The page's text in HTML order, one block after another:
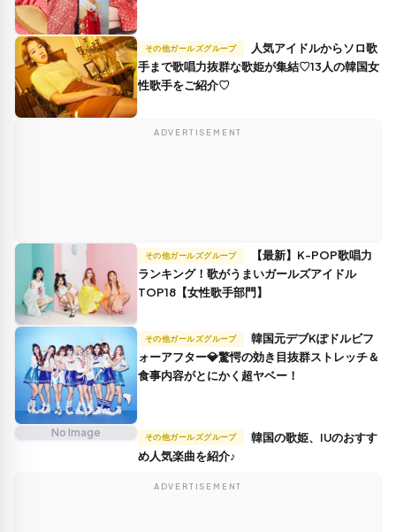
その他ガールズグループ
手まで歌唱力抜群な歌姫が集結♡13人の韓国女
性歌手をご紹介♡
ADVERTISEMENT
その他ガールズグループ
ランキング！歌がうまいガールズアイドル
TOP18【女性歌手部門】
その他ガールズグループ
ォーアフター💎驚愕の効き目抜群ストレッチ＆
食事内容がとにかく超ヤベー！
No Image その他ガールズグループ
め人気楽曲を紹介♪
ADVERTISEMENT